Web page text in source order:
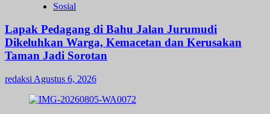
Sosial
Lapak Pedagang di Bahu Jalan Jurumudi
Dikeluhkan Warga, Kemacetan dan Kerusakan
Taman Jadi Sorotan
redaksi Agustus 6, 2026